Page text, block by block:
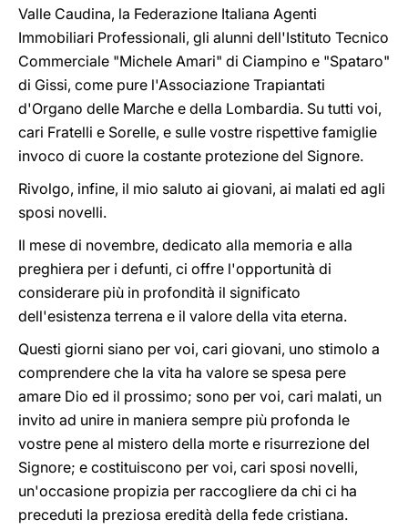
Valle Caudina, la Federazione Italiana Agenti
Immobiliari Professionali, gli alunni dell'Istituto Tecnico
Commerciale "Michele Amari" di Ciampino e "Spataro"
di Gissi, come pure l'Associazione Trapiantati
d'Organo delle Marche e della Lombardia. Su tutti voi,
cari Fratelli e Sorelle, e sulle vostre rispettive famiglie
invoco di cuore la costante protezione del Signore.
Rivolgo, infine, il mio saluto ai giovani, ai malati ed agli
sposi novelli.
Il mese di novembre, dedicato alla memoria e alla
preghiera per i defunti, ci offre l'opportunità di
considerare più in profondità il significato
dell'esistenza terrena e il valore della vita eterna.
Questi giorni siano per voi, cari giovani, uno stimolo a
comprendere che la vita ha valore se spesa pere
amare Dio ed il prossimo; sono per voi, cari malati, un
invito ad unire in maniera sempre più profonda le
vostre pene al mistero della morte e risurrezione del
Signore; e costituiscono per voi, cari sposi novelli,
un'occasione propizia per raccogliere da chi ci ha
preceduti la preziosa eredità della fede cristiana.